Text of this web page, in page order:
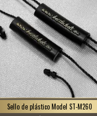
Sello de plástico Model ST-M260